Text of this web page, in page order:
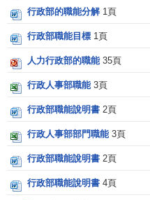
行政部的職能分解 1頁
行政部職能目標 1頁
人力行政部的職能 35頁
行政人事部職能 3頁
行政部職能說明書 2頁
行政人事部部門職能 3頁
行政部職能說明書 2頁
行政部職能說明書 4頁